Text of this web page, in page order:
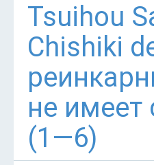
Tsuihou
Chishiki
не имеет
(1—6)